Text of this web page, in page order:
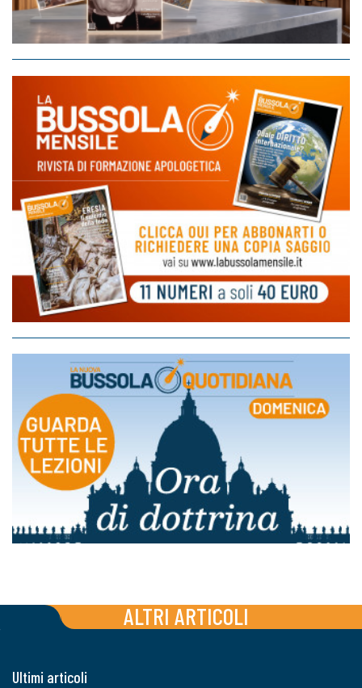
ALTRI ARTICOLI
Ultimi articoli